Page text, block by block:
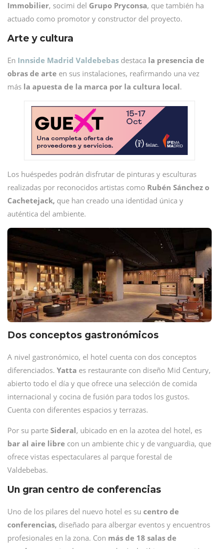
Immobilier, socimi del Grupo Pryconsa, que también ha
actuado como promotor y constructor del proyecto.
Arte y cultura
En Innside Madrid Valdebebas destaca la presencia de
obras de arte en sus instalaciones, reafirmando una vez
más la apuesta de la marca por la cultura local.
Los huéspedes podrán disfrutar de pinturas y esculturas
realizadas por reconocidos artistas como Rubén Sánchez o
Cachetejack, que han creado una identidad única y
auténtica del ambiente.
Dos conceptos gastronómicos
A nivel gastronómico, el hotel cuenta con dos conceptos
diferenciados. Yatta es restaurante con diseño Mid Century,
abierto todo el día y que ofrece una selección de comida
internacional y cocina de fusión para todos los gustos.
Cuenta con diferentes espacios y terrazas.
Por su parte Sideral, ubicado en en la azotea del hotel, es
bar al aire libre con un ambiente chic y de vanguardia, que
ofrece vistas espectaculares al parque forestal de
Valdebebas.
Un gran centro de conferencias
Uno de los pilares del nuevo hotel es su centro de
conferencias, diseñado para albergar eventos y encuentros
profesionales en la zona. Con más de 18 salas de